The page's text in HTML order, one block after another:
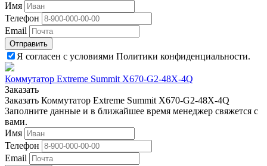
Имя
Телефон
Email
Отправить
Я согласен с условиями Политики конфиденциальности.
Коммутатор Extreme Summit X670-G2-48X-4Q
Заказать
Заказать Коммутатор Extreme Summit X670-G2-48X-4Q
Заполните данные и в ближайшее время менеджер свяжется с
вами.
Имя
Телефон
Email